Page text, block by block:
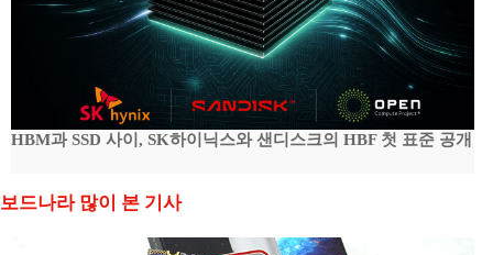
HBM과 SSD 사이, SK하이닉스와 샌디스크의 HBF 첫 표준 공개
보드나라 많이 본 기사